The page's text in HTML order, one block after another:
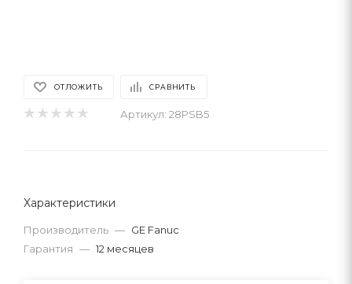
ОТЛОЖИТЬ СРАВНИТЬ
Артикул: 28PSB5
Характеристики
Производитель — GE Fanuc
Гарантия — 12 месяцев